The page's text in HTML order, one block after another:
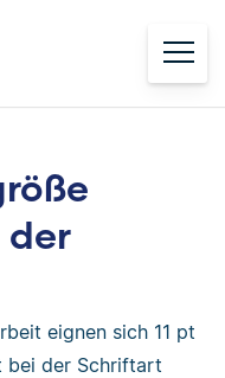
der
eignen sich 11 pt
bei der Schriftart